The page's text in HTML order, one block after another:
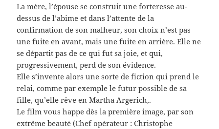
La mère, l’épouse se construit une forteresse au-
dessus de l’abime et dans l’attente de la
confirmation de son malheur, son choix n’est pas
une fuite en avant, mais une fuite en arrière. Elle ne
se départit pas de ce qui fut sa joie, et qui,
progressivement, perd de son évidence.
Elle s’invente alors une sorte de fiction qui prend le
relai, comme par exemple le futur possible de sa
fille, qu’elle rêve en Martha Argerich,.
Le film vous happe dès la première image, par son
extrême beauté (Chef opérateur : Christophe